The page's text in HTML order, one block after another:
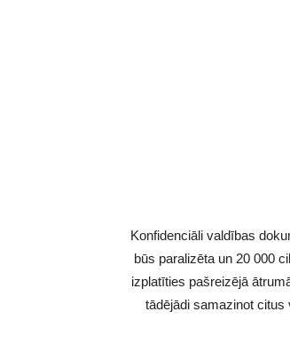
Konfidenciāli valdības
būs paralizēta un 20 000
izplatīties pašreizējā
tādējādi samazinot